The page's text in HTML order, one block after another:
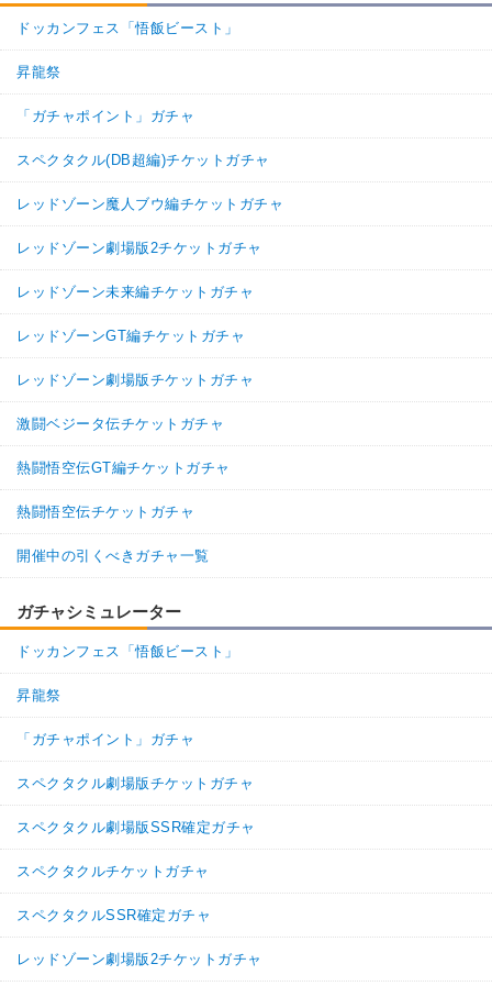
ドッカンフェス「悟飯ビースト」
昇龍祭
「ガチャポイント」ガチャ
スペクタクル(DB超編)チケットガチャ
レッドゾーン魔人ブウ編チケットガチャ
レッドゾーン劇場版2チケットガチャ
レッドゾーン未来編チケットガチャ
レッドゾーンGT編チケットガチャ
レッドゾーン劇場版チケットガチャ
激闘ベジータ伝チケットガチャ
熱闘悟空伝GT編チケットガチャ
熱闘悟空伝チケットガチャ
開催中の引くべきガチャ一覧
ガチャシミュレーター
ドッカンフェス「悟飯ビースト」
昇龍祭
「ガチャポイント」ガチャ
スペクタクル劇場版チケットガチャ
スペクタクル劇場版SSR確定ガチャ
スペクタクルチケットガチャ
スペクタクルSSR確定ガチャ
レッドゾーン劇場版2チケットガチャ